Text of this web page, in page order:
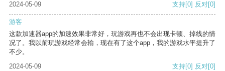
2024-05-09 支持[0] 反对[0]
游客
这款加速器app的加速效果非常好，玩游戏再也不会出现卡顿、掉线的情
况了。我以前玩游戏经常会输，现在有了这个app，我的游戏水平提升了
不少。
2024-05-09
支持[0] 反对[0]